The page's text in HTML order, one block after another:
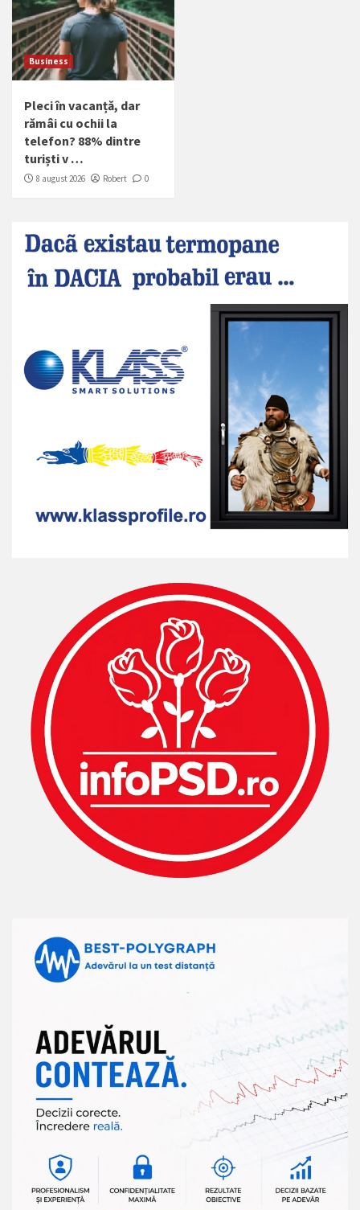
Business
Pleci în vacanță, dar
rămâi cu ochii la
telefon? 88% dintre
turiști v …
8 august 2026 Robert 0